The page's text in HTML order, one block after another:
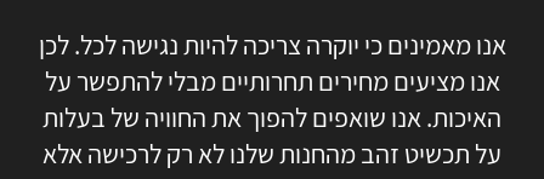
אנו מאמינים כי יוקרה צריכה להיות נגישה לכל. לכן
אנו מציעים מחירים תחרותיים מבלי להתפשר על
האיכות. אנו שואפים להפוך את החוויה של בעלות
על תכשיט זהב מהחנות שלנו לא רק לרכישה אלא